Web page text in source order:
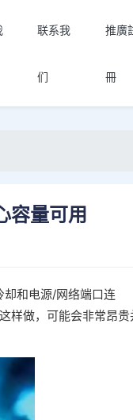
联系我
们
推廣
冊
容量可用
和电源/网络端口连
样做，可能会非常昂贵